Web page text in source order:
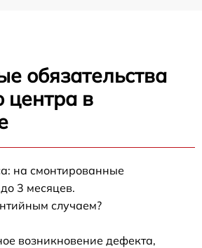
обязательства
центра в
на смонтированные
3 месяцев.
случаем?
возникновение дефекта,